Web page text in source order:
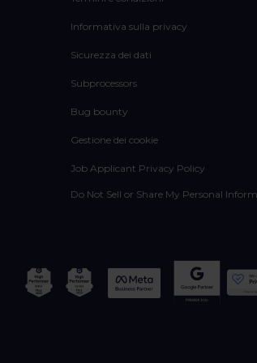
Informativa sulla privacy
Sicurezza dei dati
Subprocessors
Bug bounty
Gestione dei cookie
Job Applicant Privacy Policy
Do Not Sell or Share My Personal